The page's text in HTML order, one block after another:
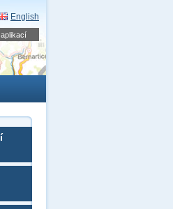
English